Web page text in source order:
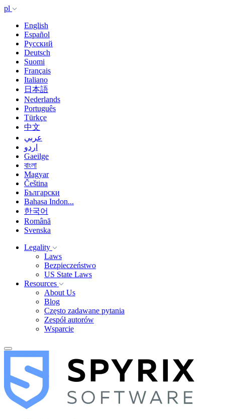
pl
English
Español
Русский
Deutsch
Suomi
Français
Italiano
日本語
Nederlands
Português
Türkçe
中文
عربي
اردو
Gaeilge
বাংলা
Magyar
Čeština
Български
Bahasa Indon...
한국어
Română
Svenska
Legality
Laws
Bezpieczeństwo
US State Laws
Resources
About Us
Blog
Często zadawane pytania
Zespół autorów
Wsparcie